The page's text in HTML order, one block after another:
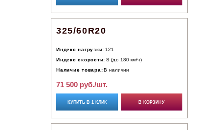
325/60R20
Индекс нагрузки: 121
Индекс скорости: S (до 180 км/ч)
Наличие товара: В наличии
71 500 руб./шт.
КУПИТЬ В 1 КЛИК В КОРЗИНУ